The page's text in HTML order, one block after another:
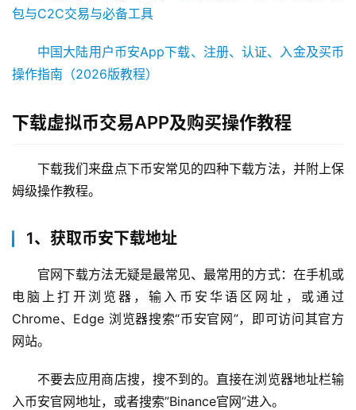
包与C2C交易与必备工具
中国大陆用户币安App下载、注册、认证、入金及买币
操作指南（2026版教程）
下载虚拟币交易APP及购买操作教程
下载我们来盘点下币安常见的四种下载方法，并附上保
姆级操作教程。
1、获取币安下载地址
官网下载方法无疑是最常见、最常用的方式：在手机或
电脑上打开浏览器，输入币安华语区网址，或通过
Chrome、Edge 浏览器搜索“币安官网”，即可访问其官方
网站。
不要去应用商店搜，搜不到的。直接在浏览器地址栏输
入币安官网地址，或者搜索”Binance官网”进入。